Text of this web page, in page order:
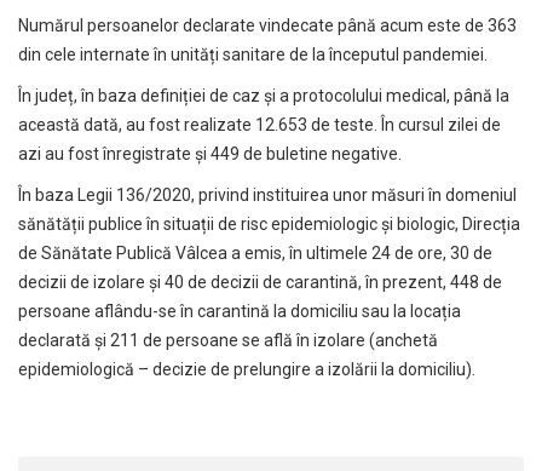
Numărul persoanelor declarate vindecate până acum este de 363
din cele internate în unități sanitare de la începutul pandemiei.
În județ, în baza definiției de caz și a protocolului medical, până la
această dată, au fost realizate 12.653 de teste. În cursul zilei de
azi au fost înregistrate și 449 de buletine negative.
În baza Legii 136/2020, privind instituirea unor măsuri în domeniul
sănătății publice în situații de risc epidemiologic și biologic, Direcția
de Sănătate Publică Vâlcea a emis, în ultimele 24 de ore, 30 de
decizii de izolare și 40 de decizii de carantină, în prezent, 448 de
persoane aflându-se în carantină la domiciliu sau la locația
declarată și 211 de persoane se află în izolare (anchetă
epidemiologică – decizie de prelungire a izolării la domiciliu).